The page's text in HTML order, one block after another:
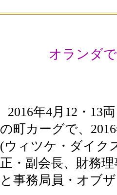
オランダ
2016年4月12・13
の町カーグで、
(ウィツケ・ダイク
正・副会長、財務
と事務局員・オブ